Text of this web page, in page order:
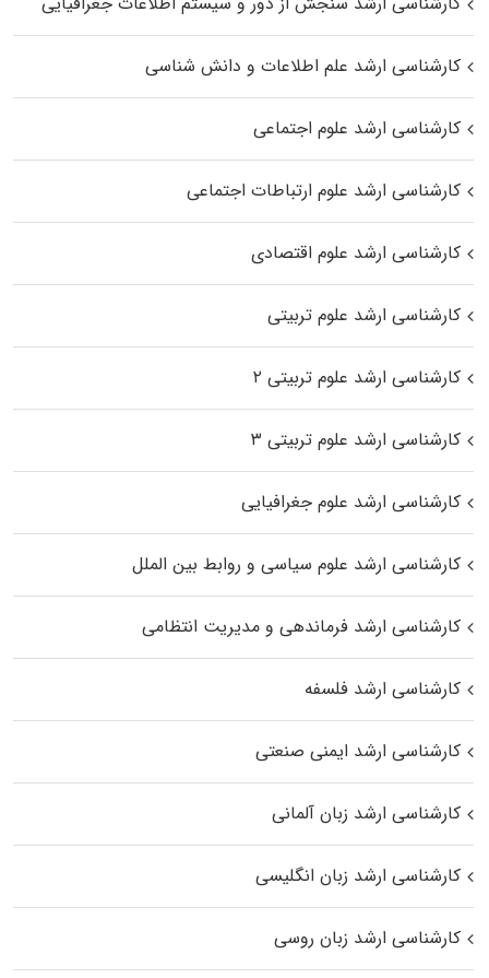
کارشناسی ارشد علم اطلاعات و دانش شناسی
کارشناسی ارشد علوم اجتماعی
کارشناسی ارشد علوم ارتباطات اجتماعی
کارشناسی ارشد علوم اقتصادی
کارشناسی ارشد علوم تربیتی
کارشناسی ارشد علوم تربیتی ۲
کارشناسی ارشد علوم تربیتی ۳
کارشناسی ارشد علوم جغرافیایی
کارشناسی ارشد علوم سیاسی و روابط بین الملل
کارشناسی ارشد فرماندهی و مدیریت انتظامی
کارشناسی ارشد فلسفه
کارشناسی ارشد ایمنی صنعتی
کارشناسی ارشد زبان آلمانی
کارشناسی ارشد زبان انگلیسی
کارشناسی ارشد زبان روسی